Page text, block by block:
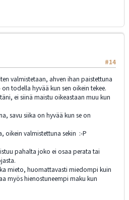
#14
valmistetaan, ahven ihan paistettuna
todella hyvää kun sen oikein tekee.
ei siinä maistu oikeastaan muu kun
savu siika on hyvää kun se on
oikein valmistettuna sekin :-P
pahalta joko ei osaa perata tai
mieto, huomattavasti miedompi kuin
myös hienostuneempi maku kun